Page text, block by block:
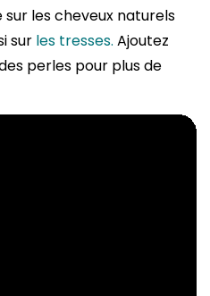
les cheveux naturels
sur les tresses. Ajoutez
perles pour plus de